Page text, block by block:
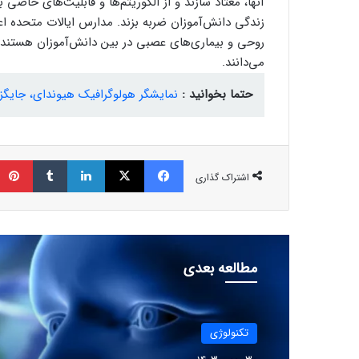
زندگی دانش‌آموزان ضربه بزند. مدارس ایالات متحده
روحی و بیماری‌های عصبی در بین دانش‌آموزان هستند و
می‌دانند.
حتما بخوانید : نمایشگر هولوگرافیک هیوندای،
اشتراک گذاری
فیسبوک ایکس لینکداین تامبلر
مطالعه بعدی
تکنولوژی